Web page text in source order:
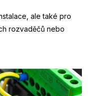
ale také pro
rozvaděčů nebo